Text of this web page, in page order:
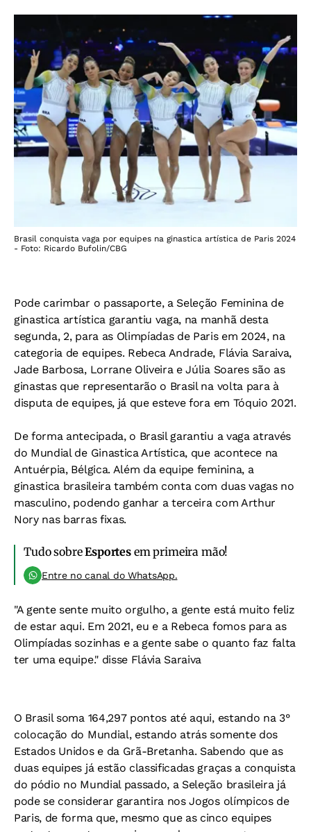
Brasil conquista vaga por equipes na ginastica artística de Paris 2024
- Foto: Ricardo Bufolin/CBG
Pode carimbar o passaporte, a Seleção Feminina de
ginastica artística garantiu vaga, na manhã desta
segunda, 2, para as Olimpíadas de Paris em 2024, na
categoria de equipes. Rebeca Andrade, Flávia Saraiva,
Jade Barbosa, Lorrane Oliveira e Júlia Soares são as
ginastas que representarão o Brasil na volta para à
disputa de equipes, já que esteve fora em Tóquio 2021.
De forma antecipada, o Brasil garantiu a vaga através
do Mundial de Ginastica Artística, que acontece na
Antuérpia, Bélgica. Além da equipe feminina, a
ginastica brasileira também conta com duas vagas no
masculino, podendo ganhar a terceira com Arthur
Nory nas barras fixas.
Tudo sobreEsportesem primeira mão!
Entre no canal do WhatsApp.
"A gente sente muito orgulho, a gente está muito feliz
de estar aqui. Em 2021, eu e a Rebeca fomos para as
Olimpíadas sozinhas e a gente sabe o quanto faz falta
ter uma equipe." disse Flávia Saraiva
O Brasil soma 164,297 pontos até aqui, estando na 3°
colocação do Mundial, estando atrás somente dos
Estados Unidos e da Grã-Bretanha. Sabendo que as
duas equipes já estão classificadas graças a conquista
do pódio no Mundial passado, a Seleção brasileira já
pode se considerar garantira nos Jogos olímpicos de
Paris, de forma que, mesmo que as cinco equipes